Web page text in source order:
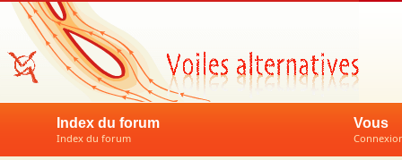
Index du forum
Index du forum
Vous